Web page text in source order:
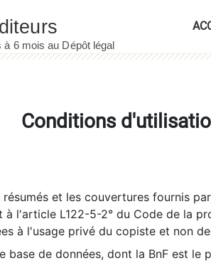
Conditions
et les couvertures fournis
l'article L122-5-2° du Code de la
à l'usage privé du copiste et non
base de données, dont la BnF est le